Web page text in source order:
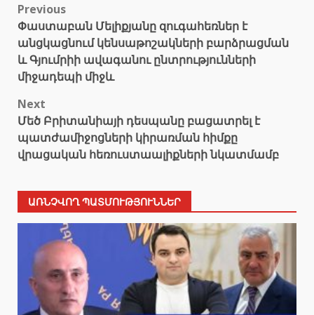
Post
navigation
Previous
Փաստաբան Մելիքյանը զուգահեռներ է
անցկացնում կենսաթոշակների բարձրացման
և Գյումրիի ավագանու ընտրությունների
միջադեպի միջև
Next
Մեծ Բրիտանիայի դեսպանը բացատրել է
պատժամիջոցների կիրառման հիմքը
վրացական հեռուստաալիքների նկատմամբ
ԱՌՆՉՎՈՂ ՊԱՏՄՈՒԹՅՈՒՆՆԵՐ